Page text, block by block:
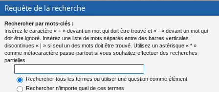
s
Requête de la recherche
Rechercher par mots-clés :
Insérez le caractère « + » devant un mot qui doit être trouvé et « - » devant un mot qui
doit être ignoré. Insérez une liste de mots séparés entre des barres verticales
discontinues « | » si seul un des mots doit être trouvé. Utilisez un astérisque « * »
comme métacaractère passe-partout si vous souhaitez effectuer des recherches
partielles.
Rechercher tous les termes ou utiliser une question comme élément
Rechercher n’importe quel de ces termes